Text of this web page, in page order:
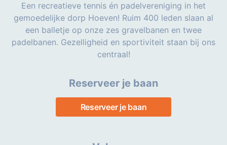
Een recreatieve tennis én padelvereniging in het
gemoedelijke dorp Hoeven! Ruim 400 leden slaan al
een balletje op onze zes gravelbanen en twee
padelbanen. Gezelligheid en sportiviteit staan bij ons
centraal!
Reserveer je baan
Reserveer je baan